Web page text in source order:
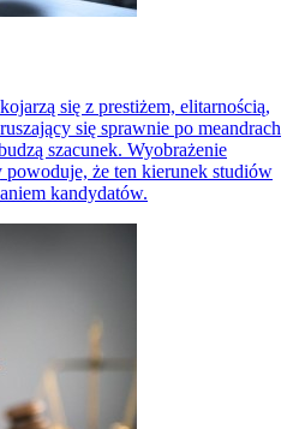
się z prestiżem, elitarnością,
się sprawnie po meandrach
szacunek. Wyobrażenie
powoduje, że ten kierunek studiów
kandydatów.